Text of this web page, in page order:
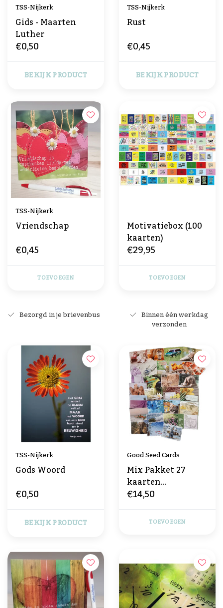
TSS-Nijkerk
Gids - Maarten
Luther
€0,50
BEKIJK PRODUCT
TSS-Nijkerk
Rust
€0,45
BEKIJK PRODUCT
TSS-Nijkerk
Vriendschap
€0,45
TOEVOEGEN
Motivatiebox (100
kaarten)
€29,95
TOEVOEGEN
Bezorgd in je brievenbus Binnen één werkdag
verzonden
TSS-Nijkerk
Gods Woord
€0,50
BEKIJK PRODUCT
Good Seed Cards
Mix Pakket 27
kaarten
(Bijbelteksten)
€14,50
TOEVOEGEN